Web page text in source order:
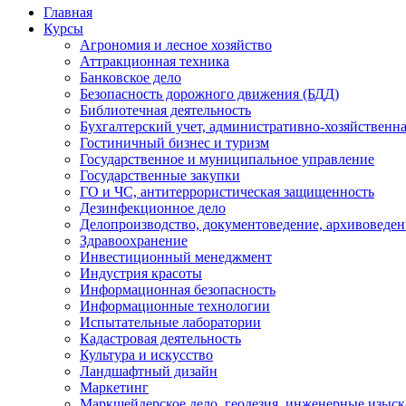
Главная
Курсы
Агрономия и лесное хозяйство
Аттракционная техника
Банковское дело
Безопасность дорожного движения (БДД)
Библиотечная деятельность
Бухгалтерский учет, административно-
Гостиничный бизнес и туризм
Государственное и муниципальное управление
Государственные закупки
ГО и ЧС, антитеррористическая защищенность
Дезинфекционное дело
Делопроизводство, документоведение,
Здравоохранение
Инвестиционный менеджмент
Индустрия красоты
Информационная безопасность
Информационные технологии
Испытательные лаборатории
Кадастровая деятельность
Культура и искусство
Ландшафтный дизайн
Маркетинг